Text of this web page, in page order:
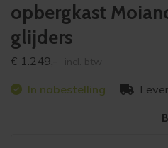
opbergkast
glijders
€ 1.249,-
In nabestelling